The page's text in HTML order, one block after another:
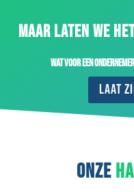
MAAR LATEN WE
Wat voor een
Laat
ONZE